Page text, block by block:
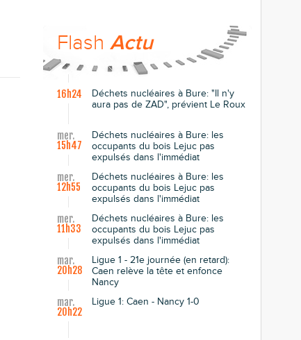
Flash Actu
16h24
Déchets nucléaires à Bure: "Il n'y
aura pas de ZAD", prévient Le Roux
mer.
15h47
Déchets nucléaires à Bure: les
occupants du bois Lejuc pas
expulsés dans l'immédiat
mer.
12h55
Déchets nucléaires à Bure: les
occupants du bois Lejuc pas
expulsés dans l'immédiat
mer.
11h33
Déchets nucléaires à Bure: les
occupants du bois Lejuc pas
expulsés dans l'immédiat
mar.
20h28
Ligue 1 - 21e journée (en retard):
Caen relève la tête et enfonce
Nancy
mar.
20h22
Ligue 1: Caen - Nancy 1-0